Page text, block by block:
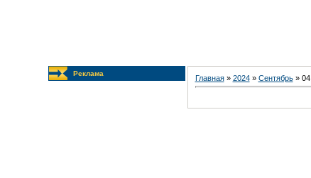
Реклама
Главная» 2024 » Сентябрь » 04